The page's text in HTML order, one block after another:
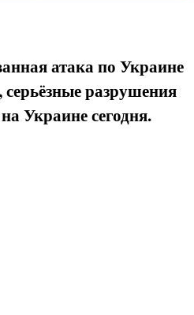
атака по Украине
разрушения
Украине сегодня.